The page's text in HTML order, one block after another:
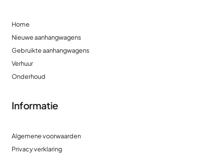
Home
Nieuwe aanhangwagens
Gebruikte aanhangwagens
Verhuur
Onderhoud
Informatie
Algemene voorwaarden
Privacy verklaring